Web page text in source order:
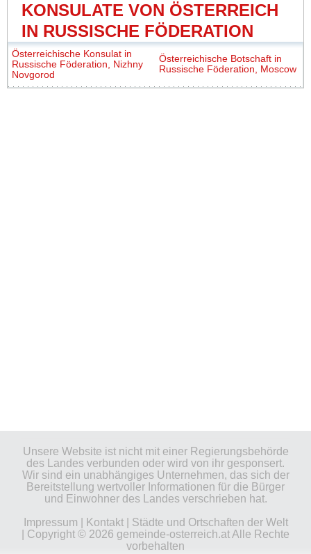
KONSULATE VON ÖSTERREICH
IN RUSSISCHE FÖDERATION
Österreichische Konsulat in
Russische Föderation, Nizhny
Novgorod
Österreichische Botschaft in
Russische Föderation, Moscow
Unsere Website ist nicht mit einer Regierungsbehörde
des Landes verbunden oder wird von ihr gesponsert.
Wir sind ein unabhängiges Unternehmen, das sich der
Bereitstellung wertvoller Informationen für die Bürger
und Einwohner des Landes verschrieben hat.
Impressum
Kontakt| Städte und Ortschaften der Welt
| Copyright © 2026 gemeinde-osterreich.at Alle Rechte
vorbehalten